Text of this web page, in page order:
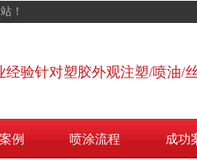
！
经验针对塑胶外观注塑/喷油/
例 喷涂流程 成功